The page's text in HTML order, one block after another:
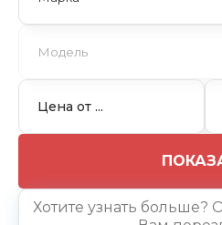
Хотите узнать больше?